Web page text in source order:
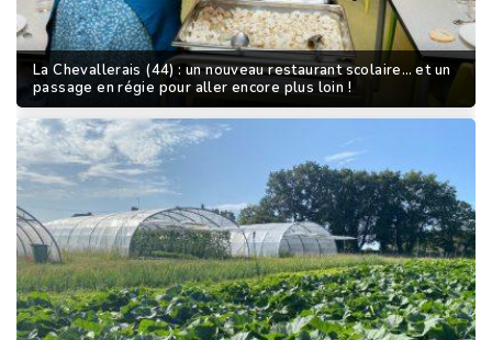
La Chevallerais (44) : un nouveau restaurant scolaire… et un
passage en régie pour aller encore plus loin !